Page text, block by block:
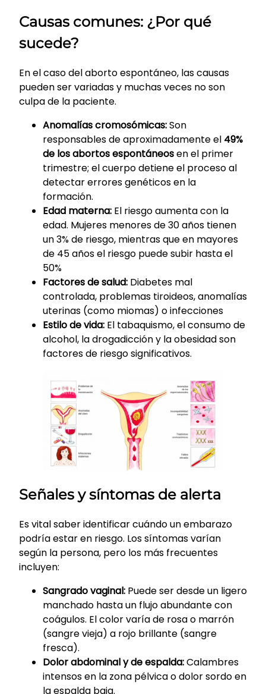
Causas comunes: ¿Por qué
sucede?
En el caso del aborto espontáneo, las causas
pueden ser variadas y muchas veces no son
culpa de la paciente.
Anomalías cromosómicas:Son
responsables de aproximadamente el 49%
de los abortos espontáneosen el primer
trimestre; el cuerpo detiene el proceso al
detectar errores genéticos en la
formación.
Edad materna: El riesgo aumenta con la
edad. Mujeres menores de 30 años tienen
un 3% de riesgo, mientras que en mayores
de 45 años el riesgo puede subir hasta el
50%
Factores de salud: Diabetes mal
controlada, problemas tiroideos, anomalías
uterinas (como miomas) o infecciones
Estilo de vida: El tabaquismo, el consumo de
alcohol, la drogadicción y la obesidad son
factores de riesgo significativos.
Señales y síntomas de alerta
Es vital saber identificar cuándo un embarazo
podría estar en riesgo. Los síntomas varían
según la persona, pero los más frecuentes
incluyen:
Sangrado vaginal: Puede ser desde un ligero
manchado hasta un flujo abundante con
coágulos. El color varía de rosa o marrón
(sangre vieja) a rojo brillante (sangre
fresca).
Dolor abdominal y de espalda:Calambres
intensos en la zona pélvica o dolor sordo en
la espalda baja.